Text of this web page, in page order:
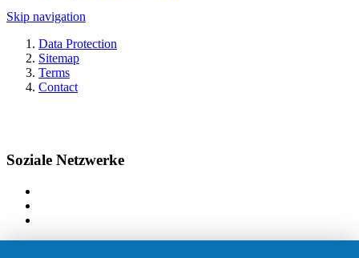
Skip navigation
Data Protection
Sitemap
Terms
Contact
Soziale Netzwerke